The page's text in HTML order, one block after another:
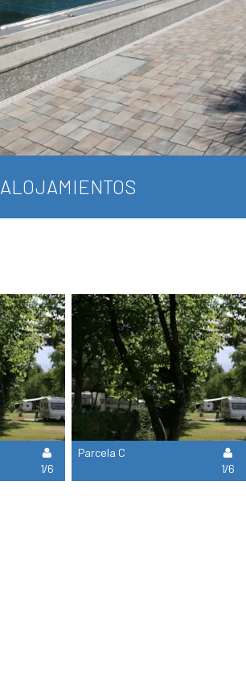
ALOJAMIENTOS
1/6
Parcela C
1/6